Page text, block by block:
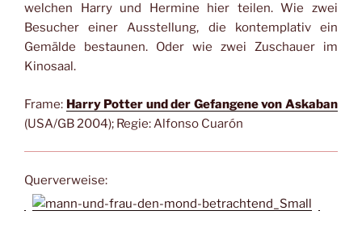
welchen Harry und Hermine hier teilen. Wie zwei
Besucher einer Ausstellung, die kontemplativ ein
Gemälde bestaunen. Oder wie zwei Zuschauer im
Kinosaal.
Frame: Harry Potter und der Gefangene von Askaban
(USA/GB 2004); Regie: Alfonso Cuarón
Querverweise: